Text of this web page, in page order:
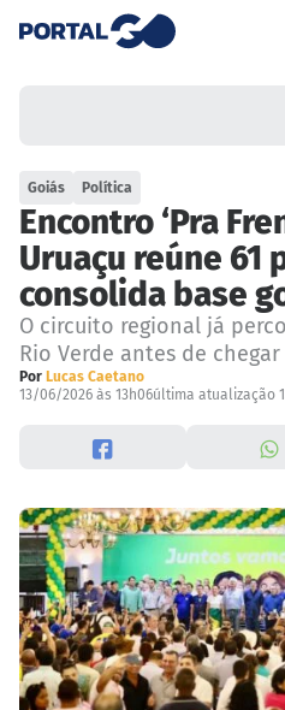
Goiás Política
Encontro ‘Pra
Uruaçu reúne 61
consolida base
O circuito regional já
Rio Verde antes de
Por Lucas Caetano
13/06/2026 às 13h06última atualização